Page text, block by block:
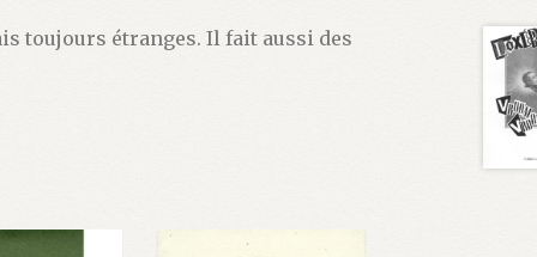
toujours étranges. Il fait aussi des